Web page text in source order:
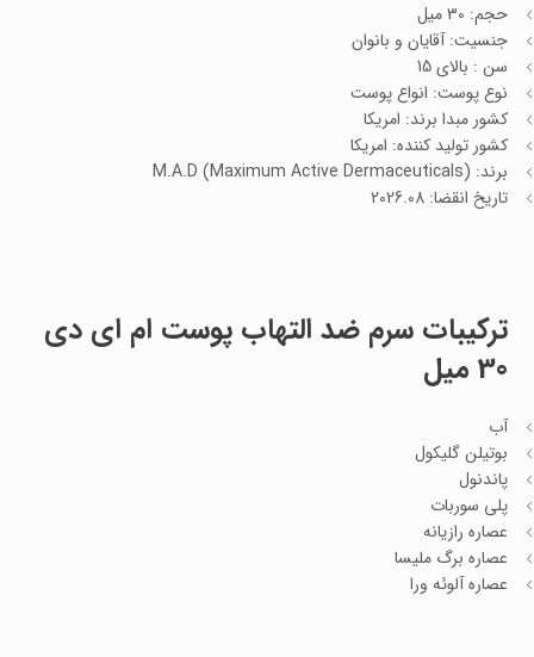
حجم: 30 میل
جنسیت: آقایان و بانوان
سن : بالای 15
نوع پوست: انواع پوست
کشور مبدا برند: امریکا
کشور تولید کننده: امریکا
برند: M.A.D (Maximum Active Dermaceuticals)
تاریخ انقضا: 2026.08
ترکیبات سرم ضد التهاب پوست ام ای دی
30 میل
آب
بوتیلن گلیکول
پاندنول
پلی سوربات
عصاره رازیانه
عصاره برگ ملیسا
عصاره آلوئه ورا